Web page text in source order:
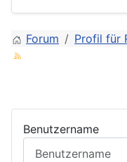
Forum Profil für
Benutzername